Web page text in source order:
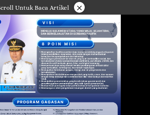
Untuk Baca Artikel ×